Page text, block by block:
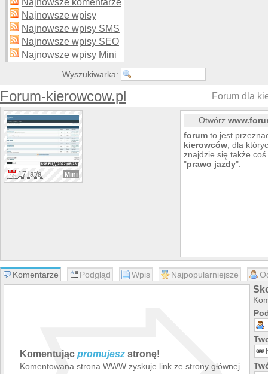
Najnowsze komentarze
Najnowsze wpisy
Najnowsze wpisy SMS
Najnowsze wpisy SEO
Najnowsze wpisy Mini
Wyszukiwarka:
Forum-kierowcow.pl Forum dla
17 lat/a Mini
Otwórz
forum to jest
kierowców , dla
znajdzie się także
"prawo jazdy".
Komentarze Podgląd Wpis Najpopularniejsze
Komentując promujesz stronę!
Komentowana strona WWW zyskuje link ze strony głównej.